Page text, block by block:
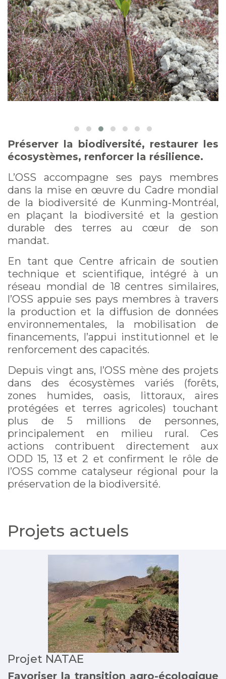
Préserver la biodiversité, restaurer les
écosystèmes, renforcer la résilience.
L’OSS accompagne ses pays membres
dans la mise en œuvre du Cadre mondial
de la biodiversité de Kunming-Montréal,
en plaçant la biodiversité et la gestion
durable des terres au cœur de son
mandat.
En tant que Centre africain de soutien
technique et scientifique, intégré à un
réseau mondial de 18 centres similaires,
l’OSS appuie ses pays membres à travers
la production et la diffusion de données
environnementales, la mobilisation de
financements, l’appui institutionnel et le
renforcement des capacités.
Depuis vingt ans, l’OSS mène des projets
dans des écosystèmes variés (forêts,
zones humides, oasis, littoraux, aires
protégées et terres agricoles) touchant
plus de 5 millions de personnes,
principalement en milieu rural. Ces
actions contribuent directement aux
ODD 15, 13 et 2 et confirment le rôle de
l’OSS comme catalyseur régional pour la
préservation de la biodiversité.
Projets actuels
Projet NATAE
Favoriser la transition agro-écologique